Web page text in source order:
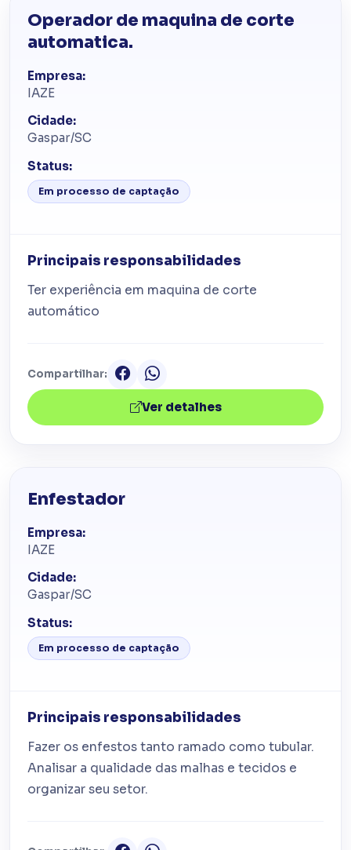
Operador de maquina de corte
automatica.
Empresa:
IAZE
Cidade:
Gaspar/SC
Status:
Em processo de captação
Principais responsabilidades
Ter experiência em maquina de corte
automático
Compartilhar:
Ver detalhes
Enfestador
Empresa:
IAZE
Cidade:
Gaspar/SC
Status:
Em processo de captação
Principais responsabilidades
Fazer os enfestos tanto ramado como tubular.
Analisar a qualidade das malhas e tecidos e
organizar seu setor.